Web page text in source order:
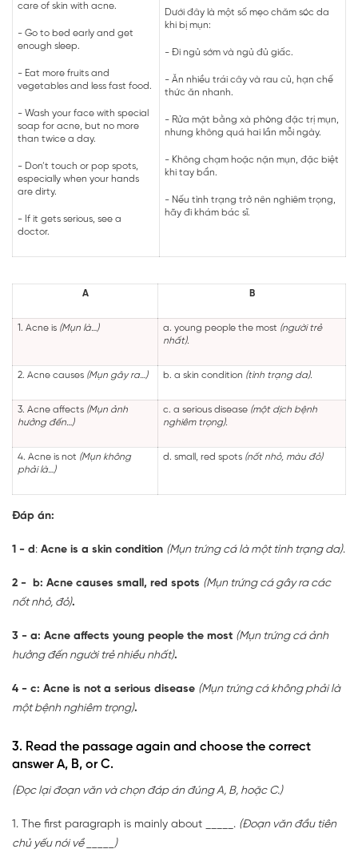
care of skin with acne.
- Go to bed early and get
enough sleep.
- Eat more fruits and
vegetables and less fast food.
- Wash your face with special
soap for acne, but no more
than twice a day.
- Don’t touch or pop spots,
especially when your hands
are dirty.
- If it gets serious, see a
doctor.
Dưới đây là một số mẹo chăm sóc da
khi bị mụn:
- Đi ngủ sớm và ngủ đủ giấc.
- Ăn nhiều trái cây và rau củ, hạn chế
thức ăn nhanh.
- Rửa mặt bằng xà phòng đặc trị mụn,
nhưng không quá hai lần mỗi ngày.
- Không chạm hoặc nặn mụn, đặc biệt
khi tay bẩn.
- Nếu tình trạng trở nên nghiêm trọng,
hãy đi khám bác sĩ.
A B
1. Acne is (Mụn là…) a. young people the most (người trẻ
nhất).
2. Acne causes (Mụn gây ra…) b. a skin condition (tình trạng da).
3. Acne affects (Mụn ảnh
hưởng đến…)
c. a serious disease (một dịch bệnh
nghiêm trọng).
4. Acne is not (Mụn không
phải là…)
d. small, red spots (nốt nhỏ, màu đỏ)
Đáp án:
1 - d: Acne is a skin condition (Mụn trứng cá là một tình trạng da).
2 - b: Acne causes small, red spots (Mụn trứng cá gây ra các
nốt nhỏ, đỏ).
3 - a: Acne affects young people the most (Mụn trứng cá ảnh
hưởng đến người trẻ nhiều nhất).
4 - c: Acne is not a serious disease (Mụn trứng cá không phải là
một bệnh nghiêm trọng).
3. Read the passage again and choose the correct
answer A, B, or C.
(Đọc lại đoạn văn và chọn đáp án đúng A, B, hoặc C.)
1. The first paragraph is mainly about _____. (Đoạn văn đầu tiên
chủ yếu nói về _____)